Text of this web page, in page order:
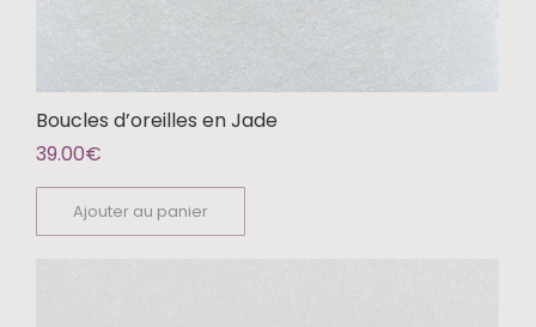
Boucles d’oreilles en Jade
39.00€
Ajouter au panier